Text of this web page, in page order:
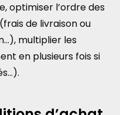
optimiser l’ordre des
de livraison ou
multiplier les
en plusieurs fois si